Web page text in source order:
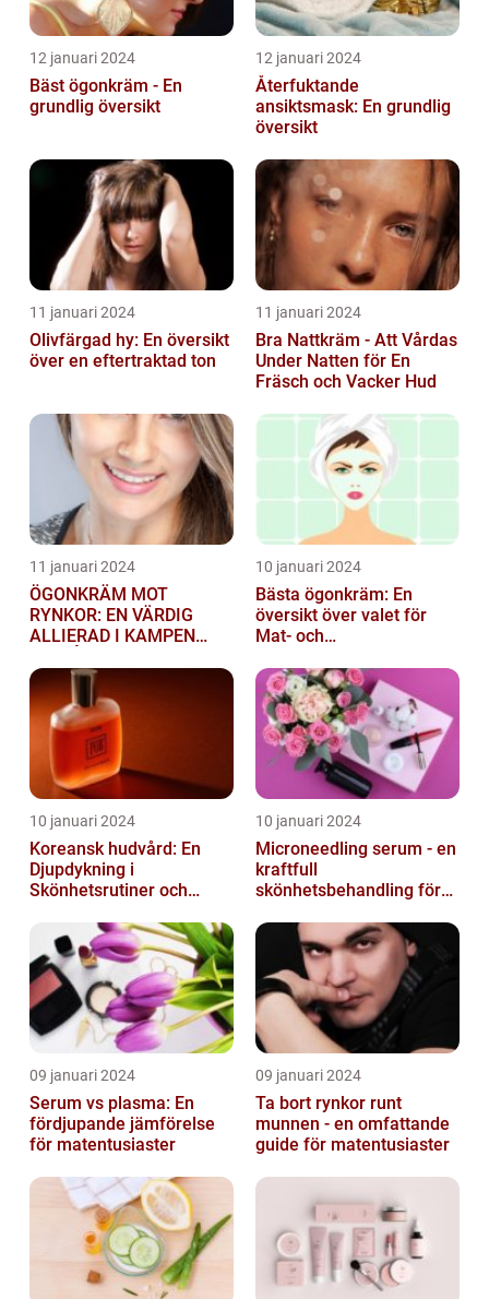
12 januari 2024
Bäst ögonkräm - En
grundlig översikt
12 januari 2024
Återfuktande
ansiktsmask: En grundlig
översikt
11 januari 2024
Olivfärgad hy: En översikt
över en eftertraktad ton
11 januari 2024
Bra Nattkräm - Att Vårdas
Under Natten för En
Fräsch och Vacker Hud
11 januari 2024
ÖGONKRÄM MOT
RYNKOR: EN VÄRDIG
ALLIERAD I KAMPEN
10 januari 2024
Bästa ögonkräm: En
översikt över valet för
Mat- och
10 januari 2024
Koreansk hudvård: En
Djupdykning i
Skönhetsrutiner och
10 januari 2024
Microneedling serum - en
kraftfull
skönhetsbehandling för
09 januari 2024
Serum vs plasma: En
fördjupande jämförelse
för matentusiaster
09 januari 2024
Ta bort rynkor runt
munnen - en omfattande
guide för matentusiaster